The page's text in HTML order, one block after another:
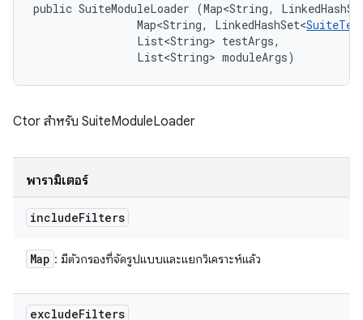
public SuiteModuleLoader (Map<String,
                Map<String, LinkedHashSet<
                List<String> testArgs,
                List<String> moduleArgs)
Ctor สำหรับ SuiteModuleLoader
พารามิเตอร์
includeFilters
Map : มีตัวกรองที่จัดรูปแบบและแยกวิเคราะห์แล้ว
excludeFilters